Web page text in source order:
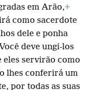
em Arão,+
como sacerdote
dele e ponha
deve ungi-los
eles servirão como
lhes conferirá um
por todas as suas